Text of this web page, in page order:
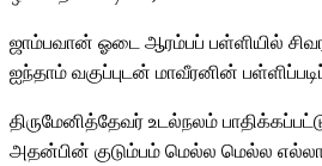
ஜாம்பவான் ஓடை ஆரம்பப் பள்ளியில்
ஐந்தாம் வகுப்புடன் மாவீரனின்
திருமேனித்தேவர் உடல்நலம்
அதன்பின் குடும்பம் மெல்ல மெல்ல எல்லா